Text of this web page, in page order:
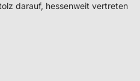
darauf, hessenweit vertreten